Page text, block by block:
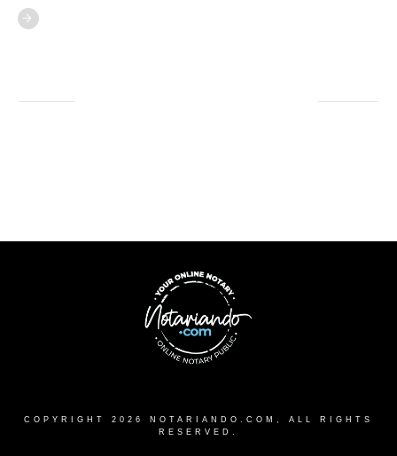
COPYRIGHT 2026 NOTARIANDO.COM , ALL RIGHTS
RESERVED.